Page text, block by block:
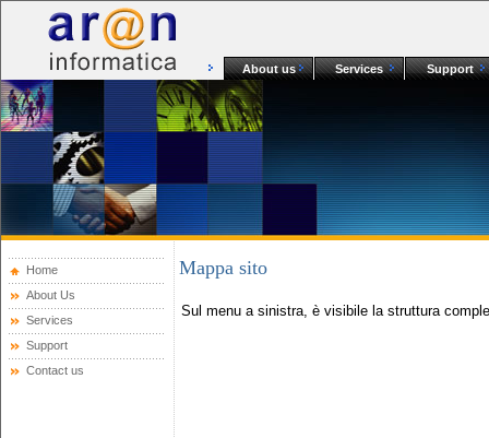
About us Services Support
Home
About Us
Services
Support
Contact us
Mappa sito
Sul menu a sinistra, è visibile la struttura